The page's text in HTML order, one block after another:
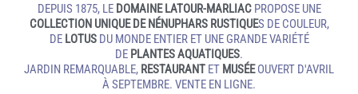
DEPUIS 1875, LE DOMAINE LATOUR-MARLIACPROPOSE UNE
COLLECTION UNIQUE DE NÉNUPHARS RUSTIQUES DE COULEUR,
DE LOTUSDU MONDE ENTIER ET UNE GRANDE VARIÉTÉ
DE PLANTES AQUATIQUES.
JARDIN REMARQUABLE, RESTAURANT ET MUSÉEOUVERT D'AVRIL
À SEPTEMBRE. VENTE EN LIGNE.